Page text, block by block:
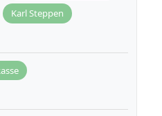
Karl Steppen